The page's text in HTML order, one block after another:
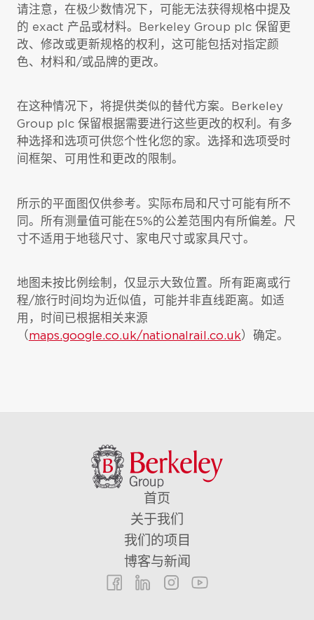
请注意，在极少数情况下，可能无法获得规格中提及
的 exact 产品或材料。Berkeley Group plc 保留更
改、修改或更新规格的权利，这可能包括对指定颜
色、材料和/或品牌的更改。
在这种情况下，将提供类似的替代方案。Berkeley
Group plc 保留根据需要进行这些更改的权利。有多
种选择和选项可供您个性化您的家。选择和选项受时
间框架、可用性和更改的限制。
所示的平面图仅供参考。实际布局和尺寸可能有所不
同。所有测量值可能在5%的公差范围内有所偏差。尺
寸不适用于地毯尺寸、家电尺寸或家具尺寸。
地图未按比例绘制，仅显示大致位置。所有距离或行
程/旅行时间均为近似值，可能并非直线距离。如适
用，时间已根据相关来源
（maps.google.co.uk/nationalrail.co.uk）确定。
首页
关于我们
我们的项目
博客与新闻